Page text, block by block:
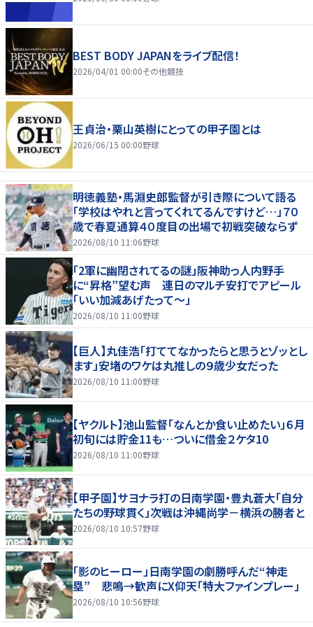
BEST BODY JAPANをライブ配信！
2026/04/01 00:00その他競技
王貞治・栗山英樹にとっての甲子園とは
2026/06/15 00:00野球
明徳義塾・馬淵史郎監督が引き際について語る
「学校はやれと言ってくれてるんですけど…」７０
歳で春夏通算４０度目の出場で初戦突破ならず
2026/08/10 11:06野球
「2軍に幽閉されてるの謎」阪神助っ人内野手
に“昇格”望む声 連日のマルチ安打でアピール
「いい加減あげたって〜」
2026/08/10 11:00野球
【巨人】丸佳浩「打ててなかったらと思うとゾッとし
ます」安堵のワケは丸推しの９歳少女だった
2026/08/10 11:00野球
【ヤクルト】池山監督「なんとか食い止めたい」６月
初旬には貯金11も…ついに借金２ケタ10
2026/08/10 11:00野球
【甲子園】サヨナラ打の日南学園・豊丸蒼大「自分
たちの野球貫く」次戦は沖縄尚学－横浜の勝者と
2026/08/10 10:57野球
「影のヒーロー」日南学園の劇勝呼んだ“神走
塁” 悲鳴→歓声にX仰天「特大ファインプレー」
2026/08/10 10:56野球